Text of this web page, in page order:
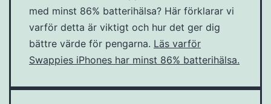
med minst 86% batterihälsa? Här förklarar vi
varför detta är viktigt och hur det ger dig
bättre värde för pengarna. Läs varför
Swappies iPhones har minst 86% batterihälsa.